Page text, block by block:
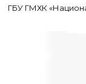
ГБУ ГМХК